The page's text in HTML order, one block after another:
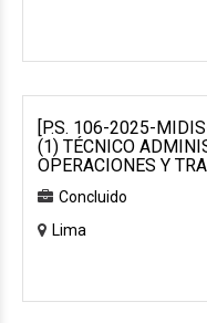
[P.S. 106-2025-
(1) TÉCNICO
OPERACIONES Y
Concluido
Lima